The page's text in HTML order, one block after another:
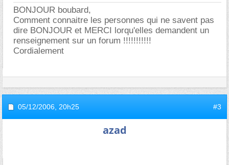
BONJOUR boubard,
Comment connaitre les personnes qui ne savent pas
dire BONJOUR et MERCI lorqu'elles demandent un
renseignement sur un forum !!!!!!!!!!!
Cordialement
05/12/2006, 20h25 #3
azad